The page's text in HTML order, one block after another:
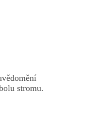
stromu.